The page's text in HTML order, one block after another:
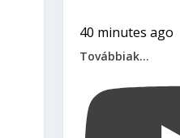
40 minutes ago
Továbbiak...